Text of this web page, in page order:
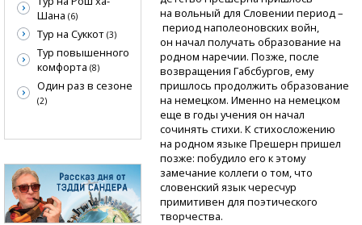
на вольный для Словении период –
период наполеоновских войн,
он начал получать образование на
родном наречии. Позже, после
возвращения Габсбургов, ему
пришлось продолжить образование
на немецком. Именно на немецком
еще в годы учения он начал
сочинять стихи. К стихосложению
на родном языке Прешерн пришел
позже: побудило его к этому
замечание коллеги о том, что
словенский язык чересчур
примитивен для поэтического
творчества.
Шана (6)
Тур на Суккот (3)
Тур повышенного
комфорта (8)
Один раз в сезоне
(2)